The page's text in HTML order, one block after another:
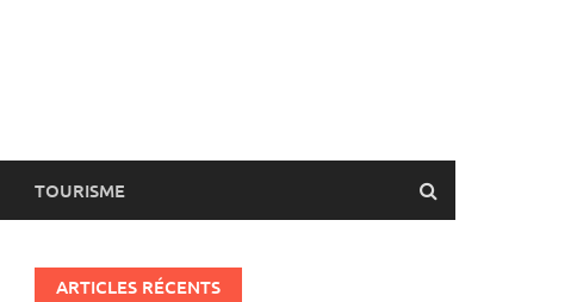
TOURISME
ARTICLES RÉCENTS